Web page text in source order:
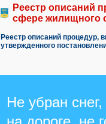
Реестр описаний
сфере жилищного
Реестр описаний процедур,
утвержденного
Не убран